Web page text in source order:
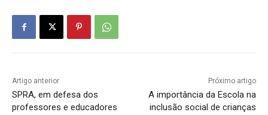
Artigo anterior
SPRA, em defesa dos
professores e educadores
Próximo artigo
A importância da Escola na
inclusão social de crianças